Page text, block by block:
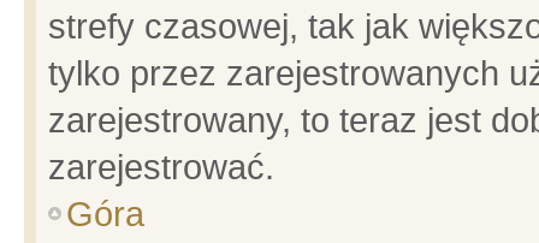
strefy czasowej, tak jak
tylko przez zarejestrowanych
zarejestrowany, to teraz jest
zarejestrować.
Góra